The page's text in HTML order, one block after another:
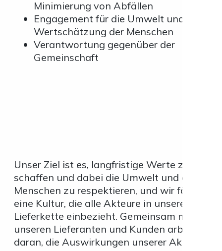
Minimierung von Abfällen
Engagement für die Umwelt und
Wertschätzung der Menschen
Verantwortung gegenüber der
Gemeinschaft
Unser Ziel ist es, langfristige Werte zu
schaffen und dabei die Umwelt und die
Menschen zu respektieren, und wir fördern
eine Kultur, die alle Akteure in unserer
Lieferkette einbezieht. Gemeinsam mit
unseren Lieferanten und Kunden arbeiten
daran, die Auswirkungen unserer Aktivitäten